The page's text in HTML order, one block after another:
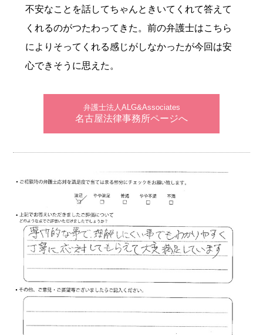
不安なことを話してちゃんときいてくれて答えて
くれるのがつたわってきた。前の弁護士はこちら
によりそってくれる感じがしなかったが今回は安
心できそうに思えた。
弁護士法人ALG&Associates
名古屋法律事務所ページへ